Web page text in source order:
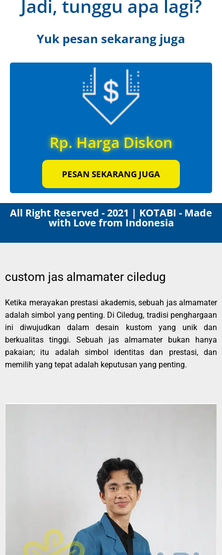
Jadi, tunggu apa lagi?
Yuk pesan sekarang juga
Rp. Harga Diskon
PESAN SEKARANG JUGA
All Right Reserved - 2021 | KOTABI - Made
with Love from Indonesia
custom jas almamater ciledug
Ketika merayakan prestasi akademis, sebuah jas almamater
adalah simbol yang penting. Di Ciledug, tradisi penghargaan
ini diwujudkan dalam desain kustom yang unik dan
berkualitas tinggi. Sebuah jas almamater bukan hanya
pakaian; itu adalah simbol identitas dan prestasi, dan
memilih yang tepat adalah keputusan yang penting.